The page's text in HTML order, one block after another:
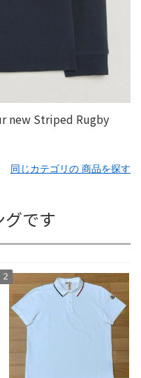
同じカテゴリの 商品を探す
です